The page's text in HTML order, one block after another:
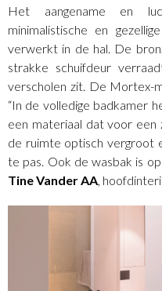
Het aangename en
minimalistische en
verwerkt in de hal. De
strakke schuifdeur
verscholen zit. De Mortex-
“In de volledige badkamer
een materiaal dat voor een
de ruimte optisch vergroot
te pas. Ook de wasbak is
Tine Vander AA ,